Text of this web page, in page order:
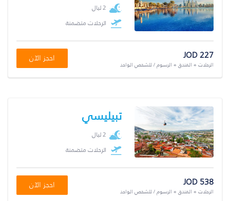
2 ليال
الرحلات متضمنة
JOD 227
الرحلات + الفندق + الرسوم / للشخص الواحد
احجز الآن
تبيليسي
2 ليال
الرحلات متضمنة
JOD 538
الرحلات + الفندق + الرسوم / للشخص الواحد
احجز الآن